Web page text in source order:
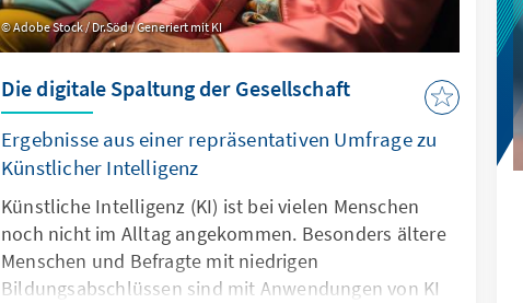
Adobe Stock / Dr.Söd / Generiert mit KI
Die digitale Spaltung der Gesellschaft
Ergebnisse aus einer repräsentativen Umfrage zu
Künstlicher Intelligenz
Künstliche Intelligenz (KI) ist bei vielen Menschen
noch nicht im Alltag angekommen. Besonders ältere
Menschen und Befragte mit niedrigen
Bildungsabschlüssen sind mit Anwendungen von KI